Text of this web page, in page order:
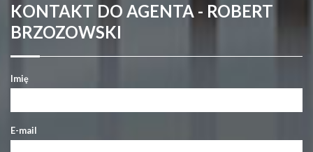
KONTAKT DO AGENTA - ROBERT
BRZOZOWSKI
Imię
E-mail